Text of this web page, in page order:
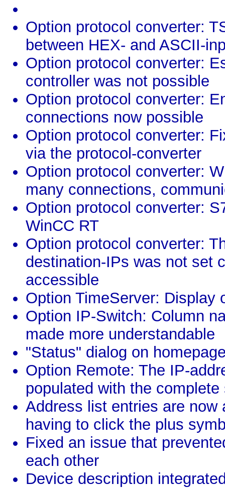
Option protocol converter:
between HEX- and ASCII-
Option protocol converter:
controller was not possible
Option protocol converter:
connections now possible
Option protocol converter:
via the protocol-converter
Option protocol converter:
many connections,
Option protocol converter:
WinCC RT
Option protocol converter:
destination-IPs was not set
accessible
Option TimeServer: Display
Option IP-Switch: Column
made more understandable
"Status" dialog on
Option Remote: The IP-
populated with the
Address list entries are
having to click the plus
Fixed an issue that
each other
Device description